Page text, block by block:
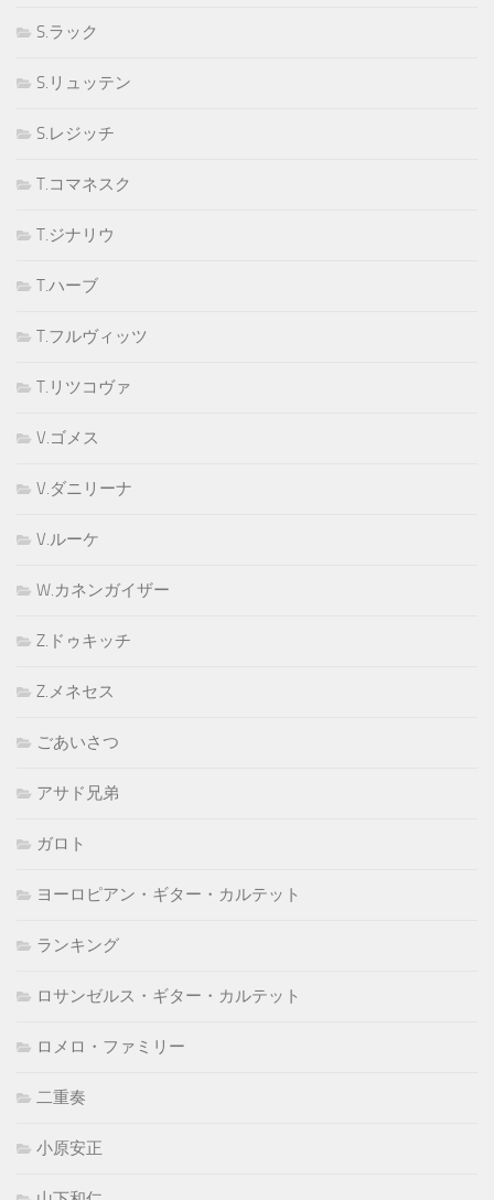
S.ラック
S.リュッテン
S.レジッチ
T.コマネスク
T.ジナリウ
T.ハーブ
T.フルヴィッツ
T.リツコヴァ
V.ゴメス
V.ダニリーナ
V.ルーケ
W.カネンガイザー
Z.ドゥキッチ
Z.メネセス
ごあいさつ
アサド兄弟
ガロト
ヨーロピアン・ギター・カルテット
ランキング
ロサンゼルス・ギター・カルテット
ロメロ・ファミリー
二重奏
小原安正